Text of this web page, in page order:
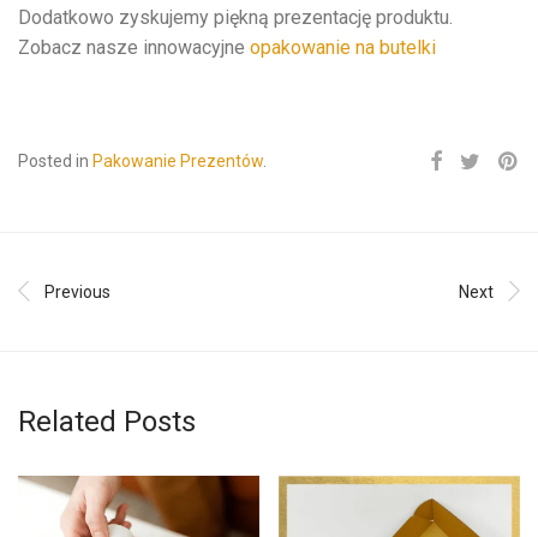
Dodatkowo zyskujemy piękną prezentację produktu.
Zobacz nasze innowacyjne opakowanie na butelki
Posted in Pakowanie Prezentów
Previous Next
Related Posts